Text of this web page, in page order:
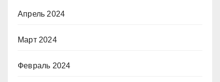
Апрель 2024
Март 2024
Февраль 2024